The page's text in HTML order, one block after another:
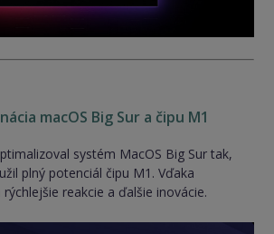
macOS Big Sur a čipu M1
systém MacOS Big Sur tak,
plný potenciál čipu M1. Vďaka
reakcie a ďalšie inovácie.